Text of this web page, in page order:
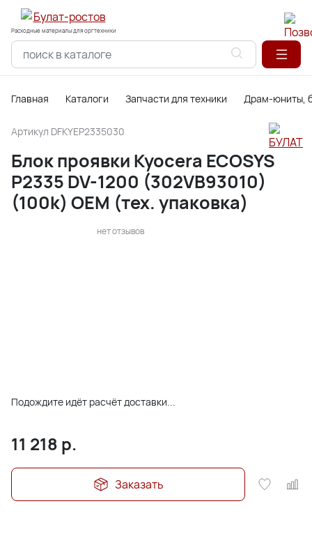
Расходные материалы для оргтехники
Главная Каталоги Запчасти для техники Драм-юниты,
Артикул DFKYEP2335030
Блок проявки Kyocera ECOSYS
P2335 DV-1200 (302VB93010)
(100k) OEM (тех. упаковка)
нет отзывов
Подождите идёт расчёт доставки...
11 218 р.
Заказать